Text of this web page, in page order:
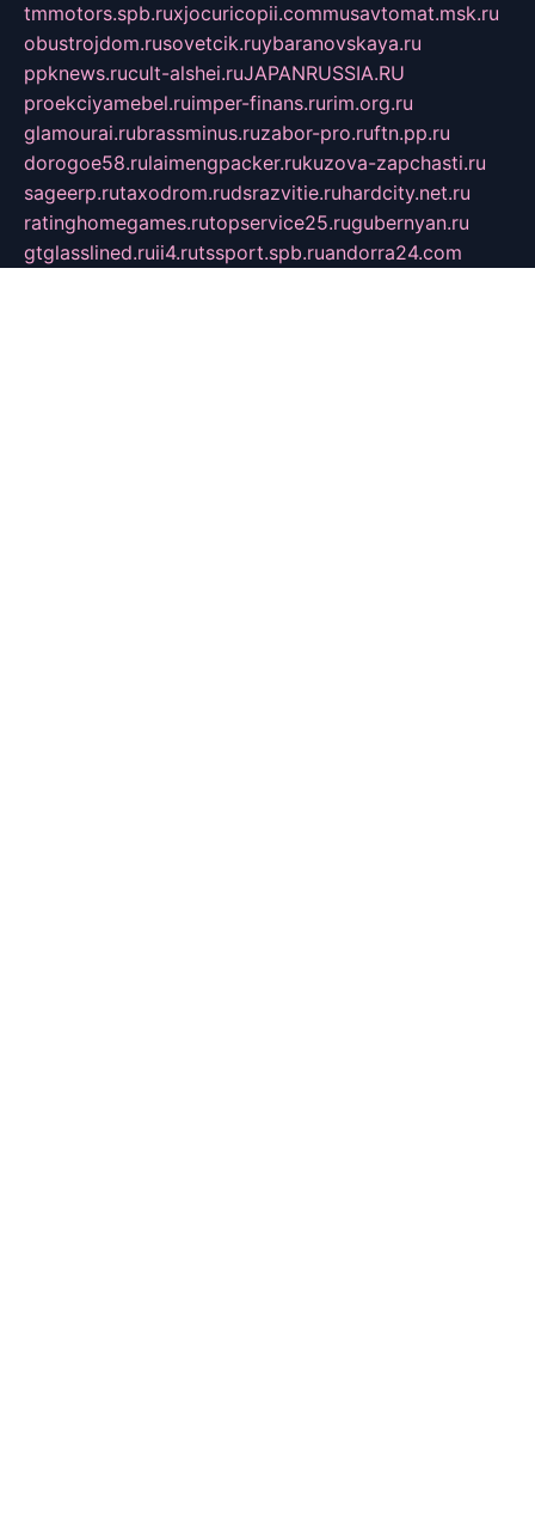
tmmotors.spb.ruxjocuricopii.commusavtomat.msk.ru
obustrojdom.rusovetcik.ruybaranovskaya.ru
ppknews.rucult-alshei.ruJAPANRUSSIA.RU
proekciyamebel.ruimper-finans.rurim.org.ru
glamourai.rubrassminus.ruzabor-pro.ruftn.pp.ru
dorogoe58.rulaimengpacker.rukuzova-zapchasti.ru
sageerp.rutaxodrom.rudsrazvitie.ruhardcity.net.ru
ratinghomegames.rutopservice25.rugubernyan.ru
gtglasslined.ruii4.rutssport.spb.ruandorra24.com